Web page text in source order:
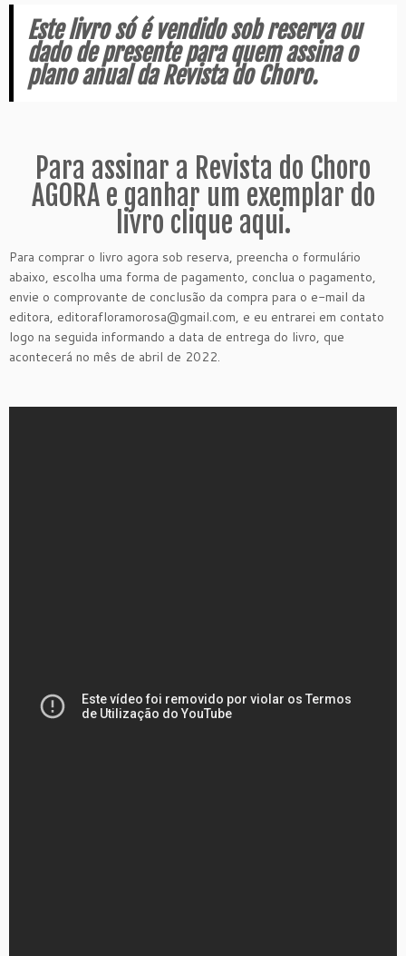
Este livro só é vendido sob reserva ou
dado de presente para quem assina o
plano anual da Revista do Choro.
Para assinar a Revista do Choro
AGORA e ganhar um exemplar do
livro clique aqui.
Para comprar o livro agora sob reserva, preencha o formulário
abaixo, escolha uma forma de pagamento, conclua o pagamento,
envie o comprovante de conclusão da compra para o e-mail da
editora, editorafloramorosa@gmail.com, e eu entrarei em contato
logo na seguida informando a data de entrega do livro, que
acontecerá no mês de abril de 2022.